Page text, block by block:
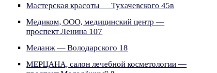
Мастерская красоты — Тухачевского 45в
Медиком, ООО, медицинский центр —
проспект Ленина 107
Меланж — Володарского 18
МЕРЦАНА, салон лечебной косметологии —